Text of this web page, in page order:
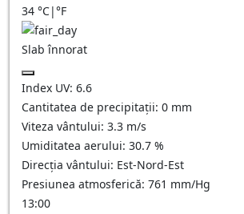
34 °C|°F
Slab înnorat
Index UV: 6.6
Cantitatea de precipitații: 0 mm
Viteza vântului: 3.3 m/s
Umiditatea aerului: 30.7 %
Direcția vântului: Est-Nord-Est
Presiunea atmosferică: 761 mm/Hg
13:00